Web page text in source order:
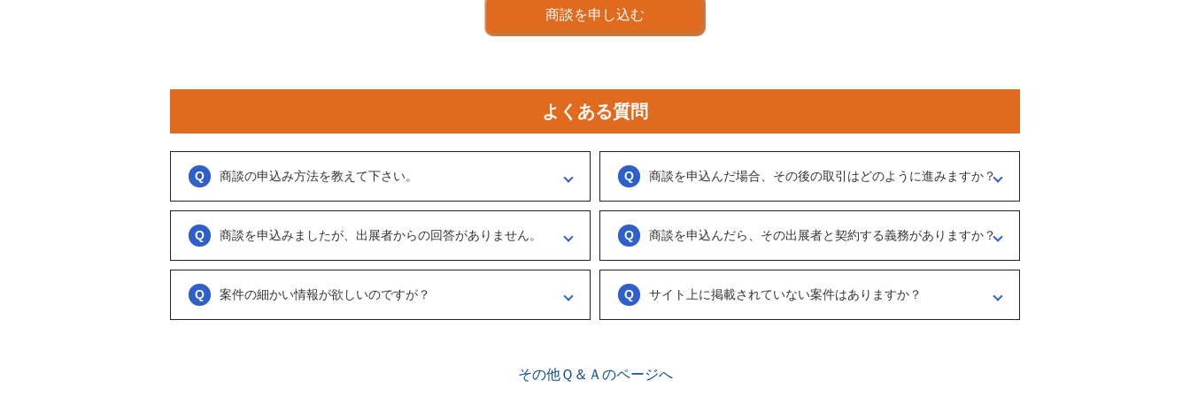
商談を申し込む
よくある質問
商談の申込み方法を教えて下さい。
「商談を申し込む」ボタンからお申し込みください。
商談といっても、急に条件、金額交渉を行う訳ではなくまずは、どのような事業
をされているのか？
商談を申込みましたが、出展者からの回答がありません。
大変申し訳ございません。こちらも、回答がない出展者には返事をするように催
促をしております。
ただ、案件を見ていない方もおられるので、数日経っても返信がない場合は「事
案件の細かい情報が欲しいのですが？
商談を申込んだ場合、その後の取引はどのように進みますか？
実際に出展者（仲介案件の場合、仲介担当者）とのメッセージのやりとりになり
ます。
具体的に購入を考えた場合は、一度、出展者とのオンライン面談を行うことをお
商談を申込んだら、その出展者と契約する義務がありますか？
ございません。まずは、商談でどのような事業なのかを確認する目的もあるた
め、気軽に商談申し込みを行ってください。
サイト上に掲載されていない案件はありますか？
その他Ｑ＆Ａのページへ